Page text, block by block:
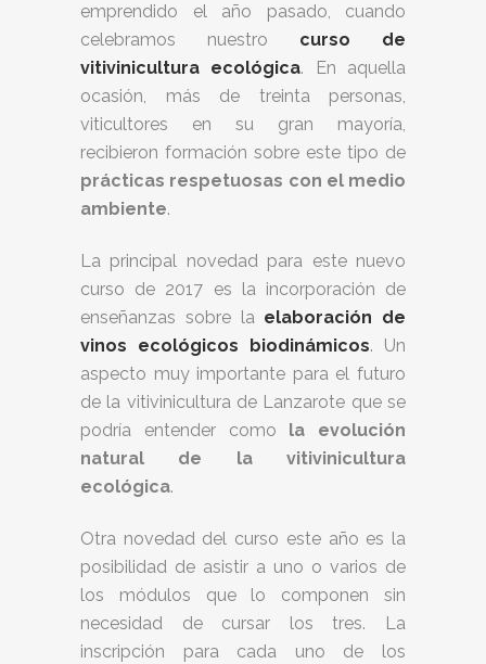
emprendido el año pasado, cuando
celebramos nuestro curso de
vitivinicultura ecológica.
En aquella
ocasión, más de treinta personas,
viticultores en su gran mayoría,
recibieron formación sobre este tipo de
prácticas respetuosas con el medio
ambiente.
La principal novedad para este nuevo
curso de 2017 es la incorporación de
enseñanzas sobre la elaboración de
vinos ecológicos biodinámicos. Un
aspecto muy importante para el futuro
de la vitivinicultura de Lanzarote que se
podría entender como la evolución
natural de la vitivinicultura
ecológica.
Otra novedad del curso este año es la
posibilidad de asistir a uno o varios de
los módulos que lo componen sin
necesidad de cursar los tres. La
inscripción para cada uno de los